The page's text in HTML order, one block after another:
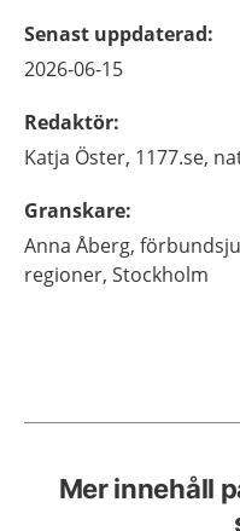
Senast uppdaterad:
2026-06-15
Redaktör:
Katja Öster, 1177.se,
Granskare:
Anna Åberg,
regioner, Stockholm
Mer innehåll